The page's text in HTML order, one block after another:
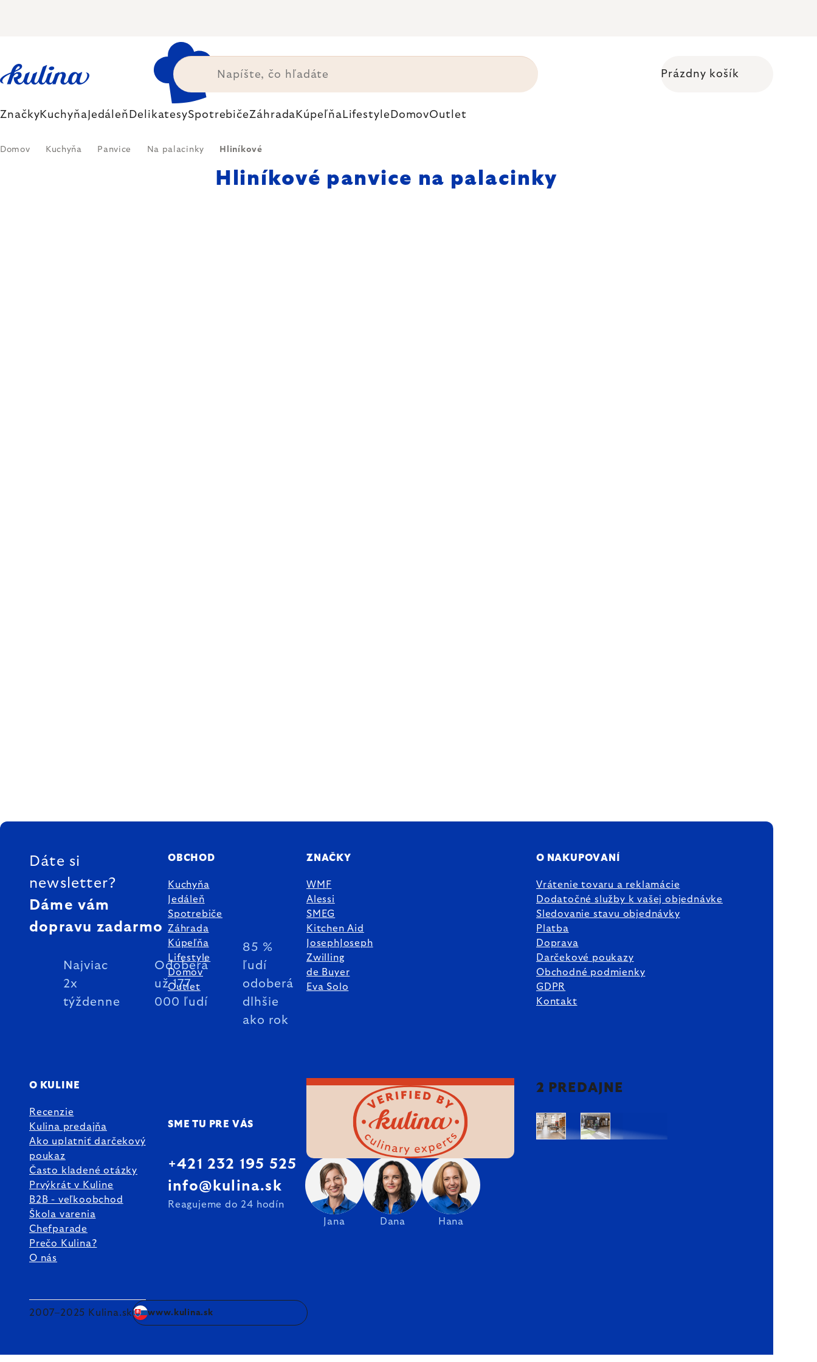
Prázdny košík
ZnačkyKuchyňa Jedáleň DelikatesySpotrebičeZáhrada Kúpeľňa Lifestyle DomovOutlet
Domov Kuchyňa Panvice Na palacinky Hliníkové
Hliníkové panvice na palacinky
ZÁPÄTIE
Dáte si
newsletter?
Dáme vám
dopravu zadarmo
Najviac
2x
týždenne
Odoberá
už 177
000 ľudí
85 %
ľudí
odoberá
dlhšie
ako rok
OBCHOD
Kuchyňa
Jedáleň
Spotrebiče
Záhrada
Kúpeľňa
Lifestyle
Domov
Outlet
ZNAČKY
WMF
Alessi
SMEG
Kitchen Aid
JosephJoseph
Zwilling
de Buyer
Eva Solo
O NAKUPOVANÍ
Vrátenie tovaru a reklamácie
Dodatočné služby k vašej objednávke
Sledovanie stavu objednávky
Platba
Doprava
Darčekové poukazy
Obchodné podmienky
GDPR
Kontakt
O KULINE
Recenzie
Kulina predajňa
Ako uplatniť darčekový
poukaz
Často kladené otázky
Prvýkrát v Kuline
B2B - veľkoobchod
Škola varenia
Chefparade
Prečo Kulina?
O nás
SME TU PRE VÁS
Jana Dana Hana
+421 232 195 525
info@kulina.sk
Reagujeme do 24 hodín
2 PREDAJNE
2007–2025 Kulina.sk www.kulina.sk